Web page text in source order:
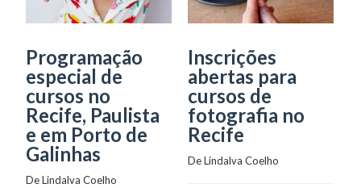
Programação
especial de
cursos no
Recife, Paulista
e em Porto de
Galinhas
De Lindalva Coelho
Inscrições
abertas para
cursos de
fotografia no
Recife
De Lindalva Coelho